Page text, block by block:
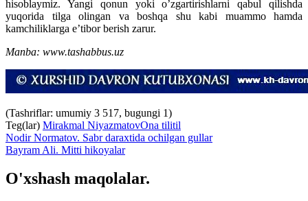
hisoblaymiz. Yangi qonun yoki o’zgartirishlarni qabul qilishda
yuqorida tilga olingan va boshqa shu kabi muammo hamda
kamchiliklarga e’tibor berish zarur.
Manba: www.tashabbus.uz
(Tashriflar: umumiy 3 517, bugungi 1)
Teg(lar) Mirakmal NiyazmatovOna tilitil
Nodir Normatov. Sabr daraxtida ochilgan gullar
Bayram Ali. Mitti hikoyalar
O'xshash maqolalar.